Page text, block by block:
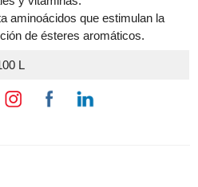
aminoácidos que estimulan la
de ésteres aromáticos.
L